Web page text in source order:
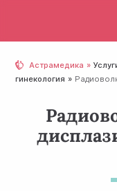
Астрамедика
гинекология